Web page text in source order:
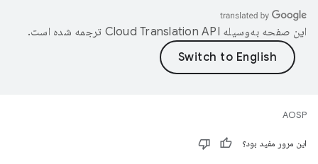
این صفحه به‌وسیله ترجمه شده است.
AOSP
این مرور مفید بود؟